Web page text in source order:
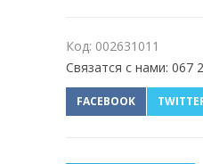
Код: 002631011
Связатся с нами: 067
FACEBOOK